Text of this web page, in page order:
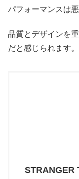
パフォーマンスは
品質とデザインを
だと感じられます。
STRANGER